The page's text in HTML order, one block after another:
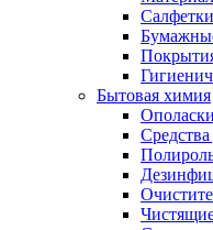
Салфетки
Бытовая химия